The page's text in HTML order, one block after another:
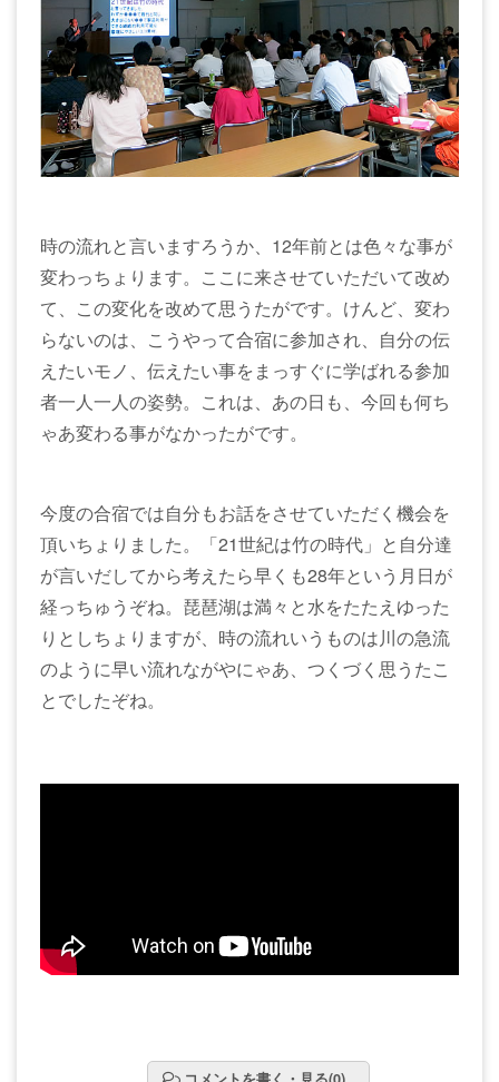
時の流れと言いますろうか、12年前とは色々な事が
変わっちょります。ここに来させていただいて改め
て、この変化を改めて思うたがです。けんど、変わ
らないのは、こうやって合宿に参加され、自分の伝
えたいモノ、伝えたい事をまっすぐに学ばれる参加
者一人一人の姿勢。これは、あの日も、今回も何ち
ゃあ変わる事がなかったがです。
今度の合宿では自分もお話をさせていただく機会を
頂いちょりました。「21世紀は竹の時代」と自分達
が言いだしてから考えたら早くも28年という月日が
経っちゅうぞね。琵琶湖は満々と水をたたえゆった
りとしちょりますが、時の流れいうものは川の急流
のように早い流れながやにゃあ、つくづく思うたこ
とでしたぞね。